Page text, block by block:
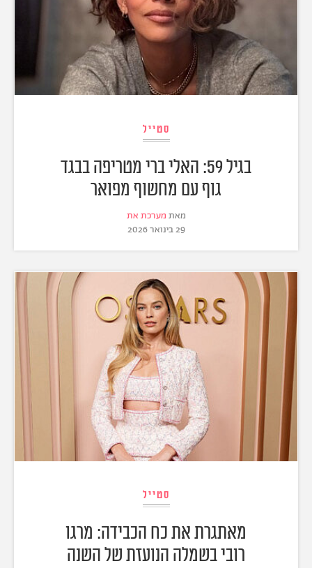
סטייל
בגיל 59: האלי ברי מטריפה בבגד
גוף עם מחשוף מפואר
מאת מערכת את
29 בינואר 2026
סטייל
מאתגרת את כח הכבידה: מרגו
רובי בשמלה הנועזת של השנה